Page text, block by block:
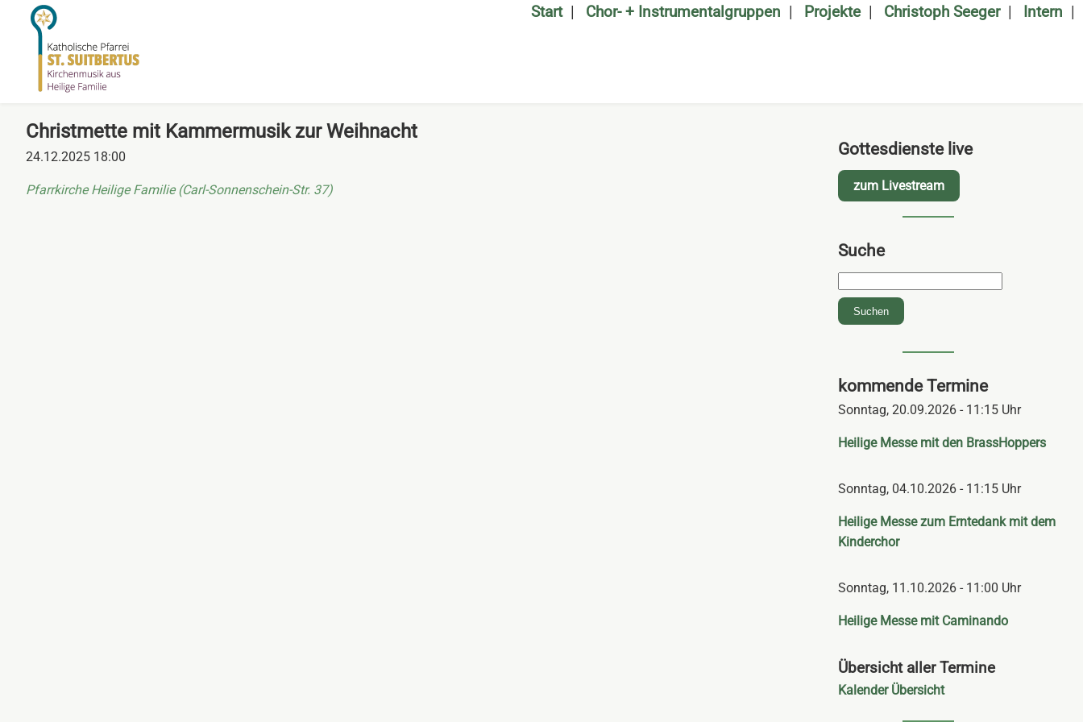
Start Chor- + Instrumentalgruppen Projekte Christoph Seeger Intern
Christmette mit Kammermusik zur Weihnacht
24.12.2025 18:00
Pfarrkirche Heilige Familie (Carl-Sonnenschein-Str. 37)
Gottesdienste live
zum Livestream
Suche
Suchen
kommende Termine
Sonntag, 20.09.2026 - 11:15 Uhr
Heilige Messe mit den BrassHoppers
Sonntag, 04.10.2026 - 11:15 Uhr
Heilige Messe zum Erntedank mit dem
Kinderchor
Sonntag, 11.10.2026 - 11:00 Uhr
Heilige Messe mit Caminando
Übersicht aller Termine
Navigation
Kalender Übersicht